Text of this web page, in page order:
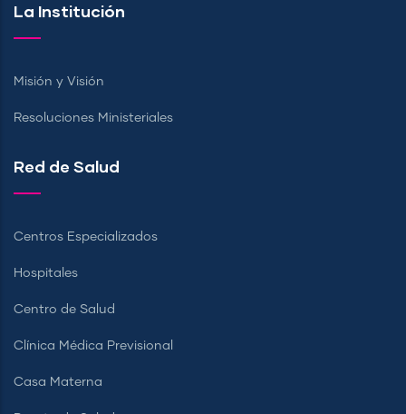
La Institución
Misión y Visión
Resoluciones Ministeriales
Red de Salud
Centros Especializados
Hospitales
Centro de Salud
Clínica Médica Previsional
Casa Materna